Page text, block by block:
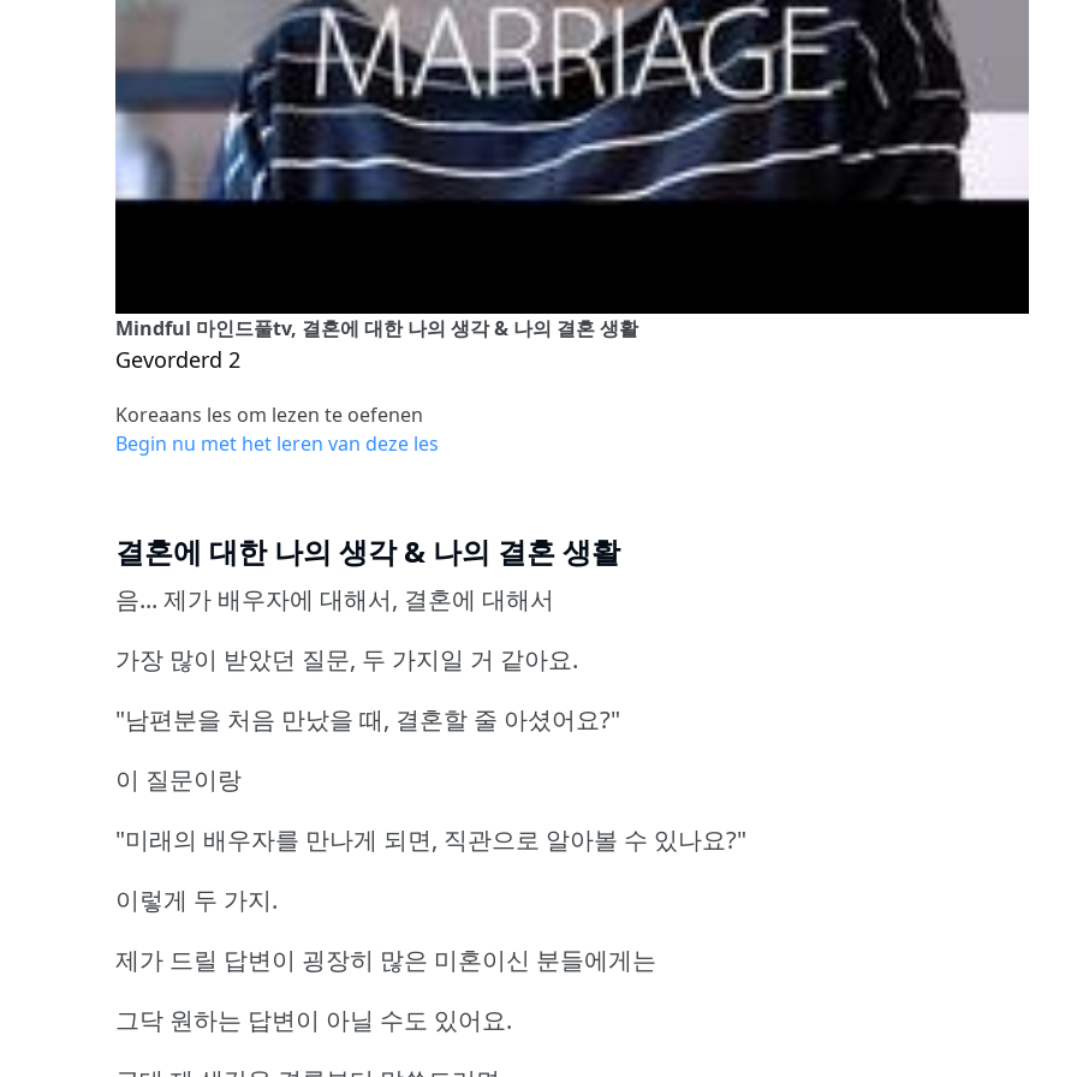
Mindful 마인드풀tv, 결혼에 대한 나의 생각 & 나의 결혼 생활
Gevorderd 2
Koreaans les om lezen te oefenen
Begin nu met het leren van deze les
결혼에 대한 나의 생각 & 나의 결혼 생활
음... 제가 배우자에 대해서, 결혼에 대해서
가장 많이 받았던 질문, 두 가지일 거 같아요.
"남편분을 처음 만났을 때, 결혼할 줄 아셨어요?"
이 질문이랑
"미래의 배우자를 만나게 되면, 직관으로 알아볼 수 있나요?"
이렇게 두 가지.
제가 드릴 답변이 굉장히 많은 미혼이신 분들에게는
그닥 원하는 답변이 아닐 수도 있어요.